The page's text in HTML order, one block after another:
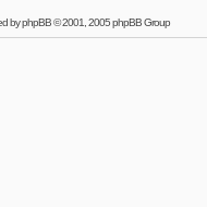
byphpBB© 2001, 2005 phpBB Group